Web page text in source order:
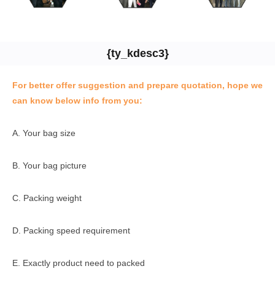
{ty_kdesc3}
For better offer suggestion and prepare quotation, hope we
can know below info from you:
A. Your bag size
B. Your bag picture
C. Packing weight
D. Packing speed requirement
E. Exactly product need to packed